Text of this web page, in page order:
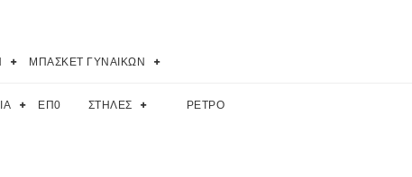
ΜΠΑΣΚΕΤ ΓΥΝΑΙΚΩΝ
ΕΠ0 ΣΤΗΛΕΣ ΡΕΤΡΟ